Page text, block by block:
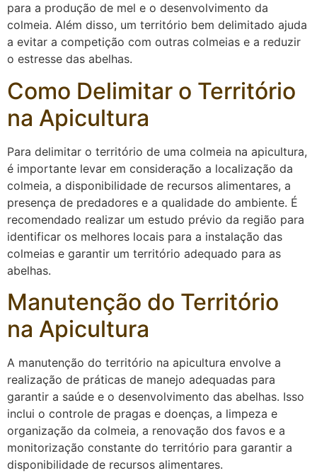
para a produção de mel e o desenvolvimento da
colmeia. Além disso, um território bem delimitado ajuda
a evitar a competição com outras colmeias e a reduzir
o estresse das abelhas.
Como Delimitar o Território
na Apicultura
Para delimitar o território de uma colmeia na apicultura,
é importante levar em consideração a localização da
colmeia, a disponibilidade de recursos alimentares, a
presença de predadores e a qualidade do ambiente. É
recomendado realizar um estudo prévio da região para
identificar os melhores locais para a instalação das
colmeias e garantir um território adequado para as
abelhas.
Manutenção do Território
na Apicultura
A manutenção do território na apicultura envolve a
realização de práticas de manejo adequadas para
garantir a saúde e o desenvolvimento das abelhas. Isso
inclui o controle de pragas e doenças, a limpeza e
organização da colmeia, a renovação dos favos e a
monitorização constante do território para garantir a
disponibilidade de recursos alimentares.